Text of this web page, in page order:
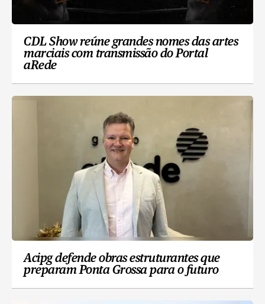
CDL Show reúne grandes nomes das artes
marciais com transmissão do Portal
aRede
Acipg defende obras estruturantes que
preparam Ponta Grossa para o futuro